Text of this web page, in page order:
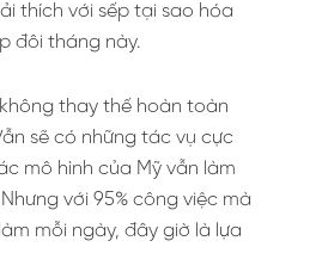
thích với sếp tại sao hóa
đôi tháng này.
thay thế hoàn toàn
sẽ có những tác vụ cực
mô hình của Mỹ vẫn làm
với 95% công việc mà
mỗi ngày, đây giờ là lựa